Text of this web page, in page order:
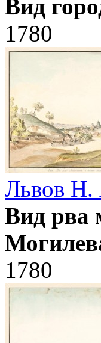
Вид
1780
Львов Н.
Вид рва
1780